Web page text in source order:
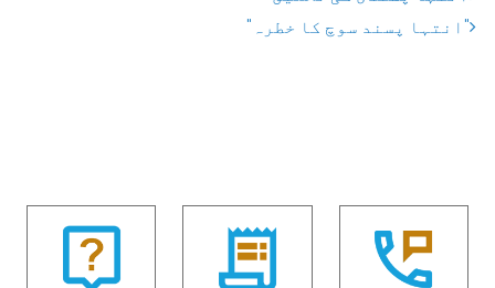
"انتہا پسند سوچ کا خطرہ"